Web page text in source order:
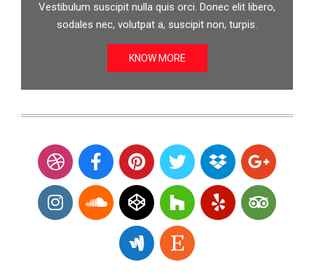
Vestibulum suscipit nulla quis orci. Donec elit libero,
sodales nec, volutpat a, suscipit non, turpis.
KNOW MORE